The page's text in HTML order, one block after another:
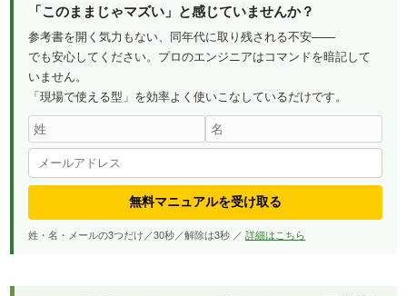
「このままじゃマズい」と感じていませんか？
参考書を開く気力もない、同年代に取り残される不安——
でも安心してください。プロのエンジニアはコマンドを暗記して
いません。
「現場で使える型」を効率よく使いこなしているだけです。
無料マニュアルを受け取る
姓・名・メールの3つだけ／30秒／解除は3秒 ／詳細はこちら